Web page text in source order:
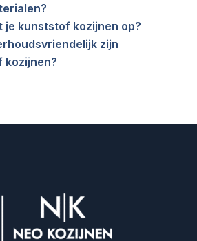
je kunststof kozijnen op?
zijn
kozijnen?